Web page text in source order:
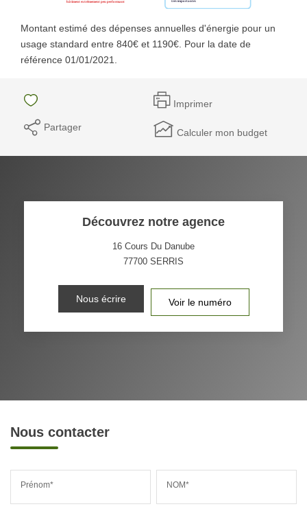
Montant estimé des dépenses annuelles d'énergie pour un
usage standard entre 840€ et 1190€. Pour la date de
référence 01/01/2021.
Imprimer
Partager Calculer mon budget
Découvrez notre agence
16 Cours Du Danube
77700 SERRIS
Nous écrire Voir le numéro
Nous contacter
Prénom* NOM*